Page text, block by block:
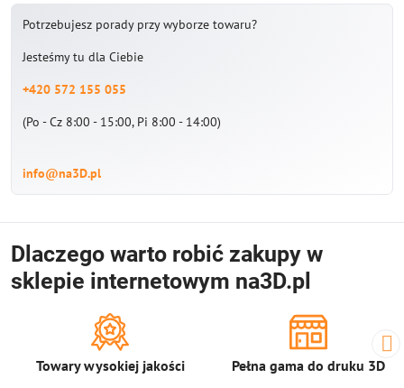
Potrzebujesz porady przy wyborze towaru?
Jesteśmy tu dla Ciebie
+420 572 155 055
(Po - Cz 8:00 - 15:00, Pi 8:00 - 14:00)
info@na3D.pl
Dlaczego warto robić zakupy w
sklepie internetowym na3D.pl
Towary wysokiej jakości Pełna gama do druku 3D